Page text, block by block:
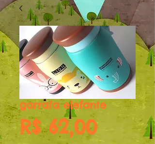
garrafa elefante
R$ 62,00Preço